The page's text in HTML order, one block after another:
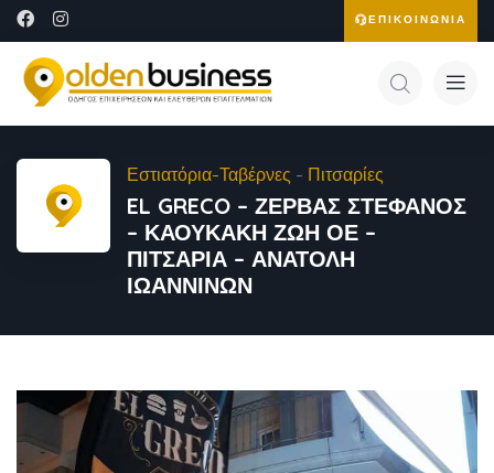
ΕΠΙΚΟΙΝΩΝΙΑ
Εστιατόρια-Ταβέρνες - Πιτσαρίες
EL GRECO – ΖΕΡΒΑΣ ΣΤΕΦΑΝΟΣ
– ΚΑΟΥΚΑΚΗ ΖΩΗ ΟΕ –
ΠΙΤΣΑΡΙΑ – ΑΝΑΤΟΛΗ
ΙΩΑΝΝΙΝΩΝ